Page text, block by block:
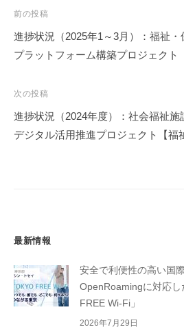
投
稿
ナ
ゲ
ー
シ
前の投稿
進捗状況（2025年1～3月）：福祉
プラットフォーム構築プロジェクト
次の投稿
進捗状況（2024年度）：社会福祉
デジタル活用推進プロジェクト【福
最新情報
安全で利便性の高い国
OpenRoamingに対応
FREE Wi-Fi」
2026年7月29日